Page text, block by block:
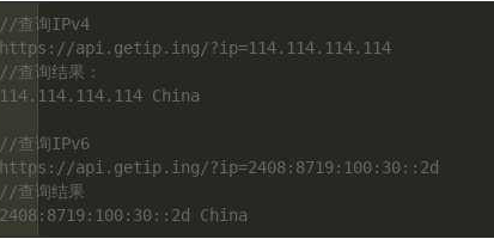
//查询IPv4
https://api.getip.ing/?ip=114.114.114.114
//查询结果：
114.114.114.114 China
//查询IPv6
https://api.getip.ing/?ip=2408:8719:100:30::2d
//查询结果